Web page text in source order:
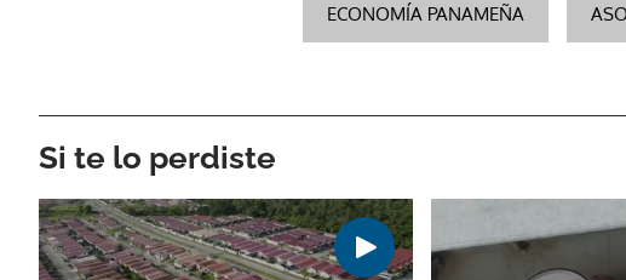
ECONOMÍA PANAMEÑA
Si te lo perdiste